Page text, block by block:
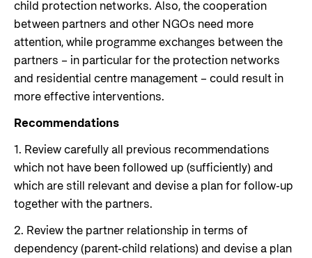
child protection networks. Also, the cooperation
between partners and other NGOs need more
attention, while programme exchanges between the
partners – in particular for the protection networks
and residential centre management – could result in
more effective interventions.
Recommendations
1. Review carefully all previous recommendations
which not have been followed up (sufficiently) and
which are still relevant and devise a plan for follow-up
together with the partners.
2. Review the partner relationship in terms of
dependency (parent-child relations) and devise a plan